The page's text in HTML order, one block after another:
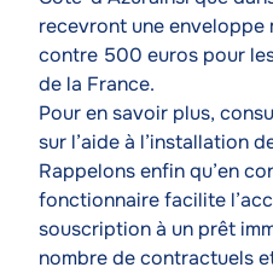
recevront une enveloppe
contre 500 euros pour
de la France.
Pour en savoir plus,
sur l’aide à l’installation
Rappelons enfin qu’en
fonctionnaire facilite
souscription à un prêt
nombre de contractuels